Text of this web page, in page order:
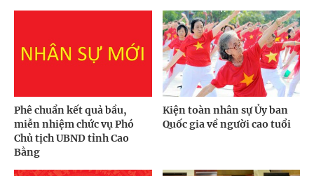
Phê chuẩn kết quả bầu,
miễn nhiệm chức vụ Phó
Chủ tịch UBND tỉnh Cao
Bằng
Kiện toàn nhân sự Ủy ban
Quốc gia về người cao tuổi